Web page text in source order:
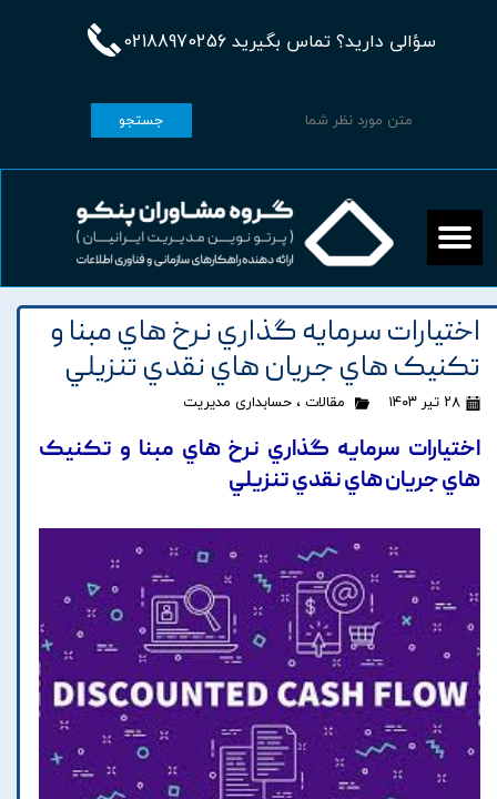
سؤالی دارید؟ تماس بگیرید 02188970256
جستجو
اختيارات سرمايه گذاري نرخ هاي مبنا و
تکنيک هاي جريان هاي نقدي تنزيلي
۲۸ تیر ۱۴۰۳ مقالات ، حسابداری مدیریت
اختيارات سرمايه گذاري نرخ هاي مبنا و تکنيک
هاي جريان هاي نقدي تنزيلي